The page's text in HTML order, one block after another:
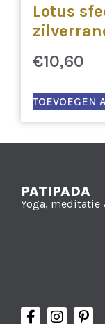
Lotus
€10,60
TOEVOEGEN
PATIPADA
Yoga,